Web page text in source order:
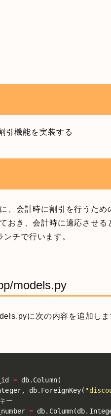
引機能を実装する
、会計時に割引を行うた
おき、会計時に適応させ
チで行います。
models.py
に次の内容を追加しま
= db. Column(
, db. ForeignKey(
ー
= db. Column(db.